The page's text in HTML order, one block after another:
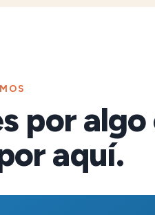
por
aquí.